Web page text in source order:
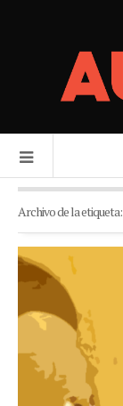
Archivo de la etiqueta: